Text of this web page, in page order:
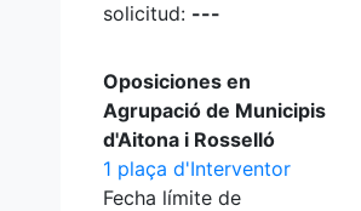
solicitud: ---
Oposiciones en
Agrupació de Municipis
d'Aitona i Rosselló
1 plaça d'Interventor
Fecha límite de